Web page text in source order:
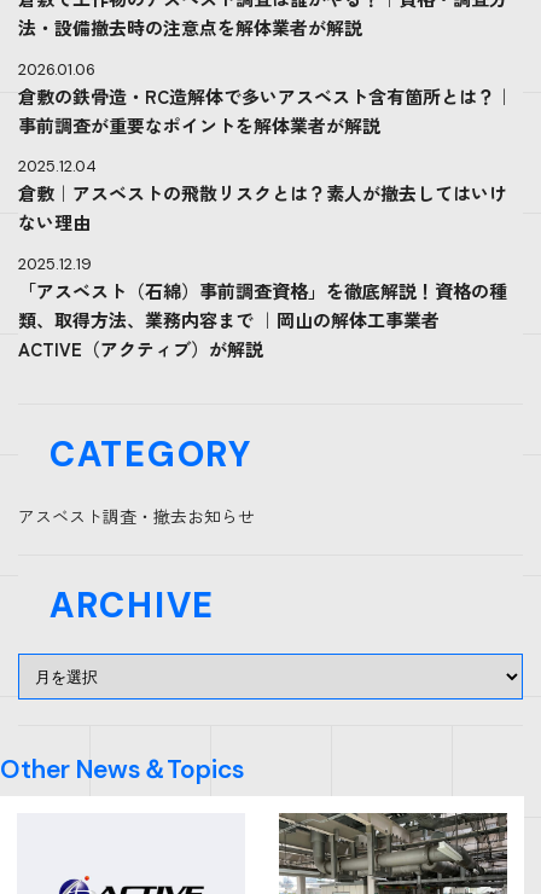
法・設備撤去時の注意点を解体業者が解説
2026.01.06
倉敷の鉄骨造・RC造解体で多いアスベスト含有箇所とは？｜
事前調査が重要なポイントを解体業者が解説
2025.12.04
倉敷｜アスベストの飛散リスクとは？素人が撤去してはいけ
ない理由
2025.12.19
「アスベスト（石綿）事前調査資格」を徹底解説！資格の種
類、取得方法、業務内容まで ｜岡山の解体工事業者
ACTIVE（アクティブ）が解説
CATEGORY
アスベスト調査・撤去お知らせ
ARCHIVE
Other News＆Topics